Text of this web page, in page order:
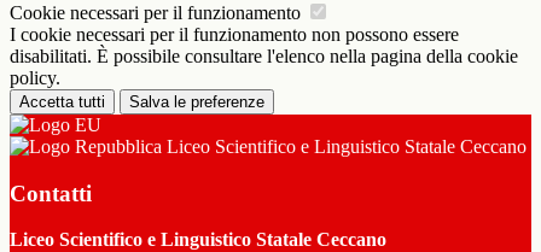
Cookie necessari per il funzionamento
I cookie necessari per il funzionamento non possono essere
disabilitati. È possibile consultare l'elenco nella pagina della cookie
policy.
Accetta tutti Salva le preferenze
Liceo Scientifico e Linguistico Statale Ceccano
Contatti
Liceo Scientifico e Linguistico Statale Ceccano